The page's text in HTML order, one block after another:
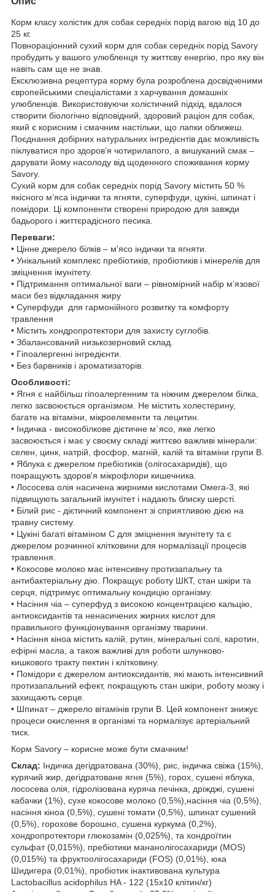
Корм класу холістик для собак середніх порід вагою від 10 до
25 кг.
Повнораціонний сухий корм для собак середніх порід Savory
пробудить у вашого улюбленця ту життєву енергію, про яку він
навіть сам ще не знав.
Ексклюзивна рецептура корму була розроблена досвідченими
європейськими спеціалістами з харчування домашніх
улюбленців. Використовуючи холістичний підхід, вдалося
створити біологічно відповідний, здоровий раціон для собак,
який є корисним і смачним настільки, що лапки оближеш.
Поєднання добірних натуральних інгредієнтів дає можливість
піклуватися про здоров’я чотирилапого, а вишуканий смак –
дарувати йому насолоду від щоденного споживання корму
Savory.
Сухий корм для собак середніх порід Savory містить 50 %
якісного м’яса індички та ягняти, суперфуди, цукіні, шпинат і
помідори. Ці компоненти створені природою для завжди
бадьорого і життєрадісного песика.
Переваги:
• Цінне джерело білків – м'ясо індички та ягняти.
• Унікальний комплекс пребіотиків, пробіотиків і мінерелів для
зміцнення імунітету.
• Підтримання оптимальної ваги – рівномірний набір м’язової
маси без відкладання жиру
• Суперфуди для гармонійного розвитку та комфорту
травлення
• Містить хондропротектори для захисту суглобів.
• Збалансований низькозерновий склад.
• Гіпоалергенні інгредієнти.
• Без барвників і ароматизаторів.
Особливості:
• Ягня є найбільш гіпоалергенним та ніжним джерелом білка,
легко засвоюється організмом. Не містить холестерину,
багате на вітаміни, мікроелементи та лецитин.
• Індичка - високобілкове дієтичне м`ясо, яке легко
засвоюється і має у своєму складі життєво важливі мінерали:
селен, цинк, натрій, фосфор, магній, калій та вітаміни групи B.
• Яблука є джерелом пребіотиків (олігосахаридів), що
покращують здоров'я мікрофлори кишечника.
• Лососева олія насичена жирними кислотами Омега-3, які
підвищують загальний імунітет і надають блиску шерсті.
• Білий рис - дієтичний компонент зі сприятливою дією на
травну систему.
• Цукіні багаті вітаміном С для зміцнення імунітету та є
джерелом розчинної клітковини для нормалізації процесів
травлення.
• Кокосове молоко має інтенсивну протизапальну та
антибактеріальну дію. Покращує роботу ШКТ, стан шкіри та
серця, підтримує оптимальну кондицію організму.
• Насіння чіа – суперфуд з високою концентрацією кальцію,
антиоксидантів та ненасичених жирних кислот для
правильного функціонування організму тварини.
• Насіння кіноа містить калій, рутин, мінеральні солі, каротин,
ефірні масла, а також важливі для роботи шлунково-
кишкового тракту пектин і клітковину.
• Помідори є джерелом антиоксидантів, які мають інтенсивний
протизапальний ефект, покращують стан шкіри, роботу мозку і
захищають серце.
• Шпинат – джерело вітамінів групи В. Цей компонент знижує
процеси окислення в організмі та нормалізує артеріальний
тиск.
Корм Savory – корисне може бути смачним!
Склад: Індичка дегідратована (30%), рис, індичка свіжа (15%),
курячий жир, дегідратоване ягня (5%), горох, сушені яблука,
лососева олія, гідролізована куряча печінка, дріжджі, сушені
кабачки (1%), сухе кокосове молоко (0,5%),насіння чіа (0,5%),
насіння кіноа (0,5%), сушені томати (0,5%), шпинат сушений
(0,5%), горохове борошно, сушена куркума (0,2%),
хондропротектори глюкозамін (0,025%), та хондроїтин
сульфат (0,015%), пребіотики мананолігосахариди (MOS)
(0,015%) та фруктоолігосахариди (FOS) (0,01%), юка
Шидигера (0,01%), пробіотик інактивована культура
Lactobacillus acidophilus HA - 122 (15х10 клітин/кг)